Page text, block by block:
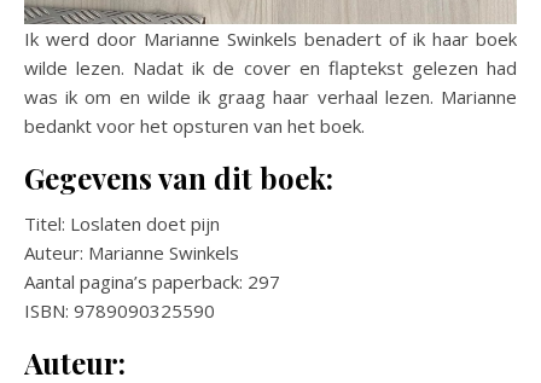
Ik werd door Marianne Swinkels benadert of ik haar boek
wilde lezen. Nadat ik de cover en flaptekst gelezen had
was ik om en wilde ik graag haar verhaal lezen. Marianne
bedankt voor het opsturen van het boek.
Gegevens van dit boek:
Titel: Loslaten doet pijn
Auteur: Marianne Swinkels
Aantal pagina’s paperback: 297
ISBN: 9789090325590
Auteur: